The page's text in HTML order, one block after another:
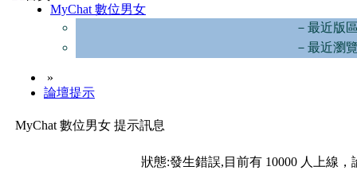
MyChat 數位男女
－最近版
－最近瀏
»
論壇提示
MyChat 數位男女 提示訊息
狀態:發生錯誤,目前有 10000 人上線